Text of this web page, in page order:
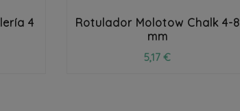
4
Rotulador Molotow Chalk 4-8
mm
5,17 €